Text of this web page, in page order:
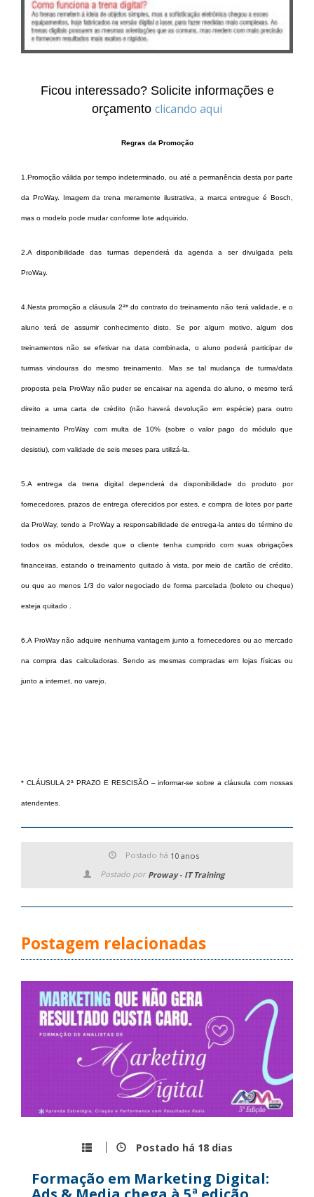
Ficou interessado? Solicite informações e
orçamento clicando aqui
Regras da Promoção
1.Promoção válida por tempo indeterminado, ou até a permanência desta por parte
da ProWay. Imagem da trena meramente ilustrativa, a marca entregue é Bosch,
mas o modelo pode mudar conforme lote adquirido.
2.A disponibilidade das turmas dependerá da agenda a ser divulgada pela
ProWay.
4.Nesta promoção a cláusula 2ª* do contrato do treinamento não terá validade, e o
aluno terá de assumir conhecimento disto. Se por algum motivo, algum dos
treinamentos não se efetivar na data combinada, o aluno poderá participar de
turmas vindouras do mesmo treinamento. Mas se tal mudança de turma/data
proposta pela ProWay não puder se encaixar na agenda do aluno, o mesmo terá
direito a uma carta de crédito (não haverá devolução em espécie) para outro
treinamento ProWay com multa de 10% (sobre o valor pago do módulo que
desistiu), com validade de seis meses para utilizá-la.
5.A entrega da trena digital dependerá da disponibilidade do produto por
fornecedores, prazos de entrega oferecidos por estes, e compra de lotes por parte
da ProWay, tendo a ProWay a responsabilidade de entrega-la antes do término de
todos os módulos, desde que o cliente tenha cumprido com suas obrigações
financeiras, estando o treinamento quitado à vista, por meio de cartão de crédito,
ou que ao menos 1/3 do valor negociado de forma parcelada (boleto ou cheque)
esteja quitado .
6.A ProWay não adquire nenhuma vantagem junto a fornecedores ou ao mercado
na compra das calculadoras. Sendo as mesmas compradas em lojas físicas ou
junto a internet, no varejo.
* CLÁUSULA 2ª PRAZO E RESCISÃO – informar-se sobre a cláusula com nossas
atendentes.
Postado há 10 anos
Postado por Proway - IT Training
Postagem relacionadas
Postado há 18 dias
Formação em Marketing Digital: